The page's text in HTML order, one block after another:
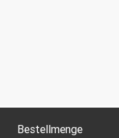
Bestellmenge